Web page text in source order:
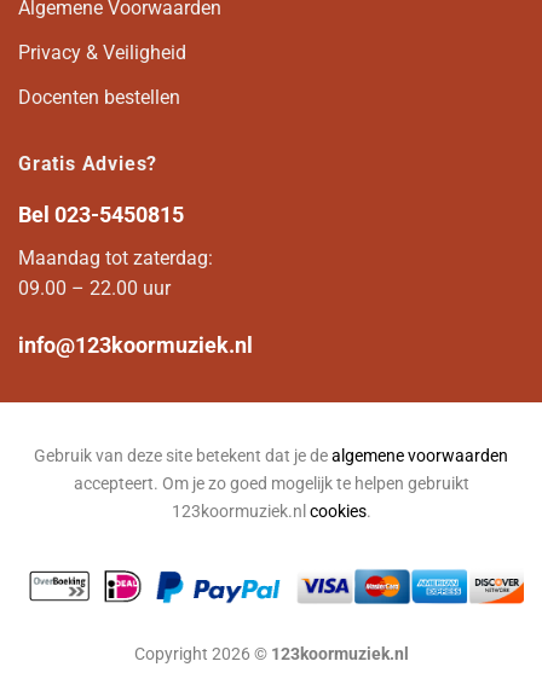
Algemene Voorwaarden
Privacy & Veiligheid
Docenten bestellen
Gratis Advies?
Bel 023-5450815
Maandag tot zaterdag:
09.00 – 22.00 uur
info@123koormuziek.nl
Gebruik van deze site betekent dat je dealgemene voorwaarden
accepteert. Om je zo goed mogelijk te helpen gebruikt
123koormuziek.nl cookies.
Copyright 2026 © 123koormuziek.nl